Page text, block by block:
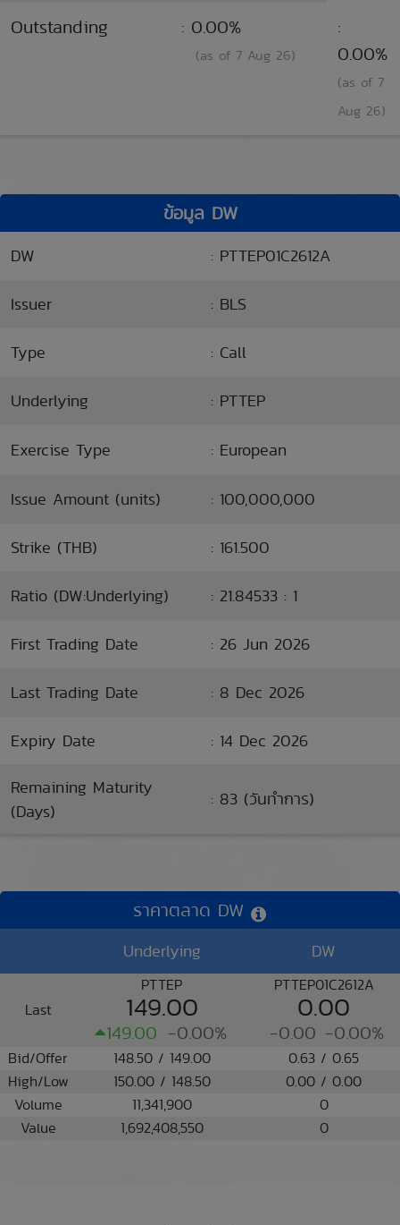
Outstanding : 0.00%
(as of 7 Aug 26)
:
0.00%
(as of 7
Aug 26)
ข้อมูล DW
DW : PTTEP01C2612A
Issuer : BLS
Type : Call
Underlying : PTTEP
Exercise Type : European
Issue Amount (units) : 100,000,000
Strike (THB) : 161.500
Ratio (DW:Underlying) : 21.84533 : 1
First Trading Date : 26 Jun 2026
Last Trading Date : 8 Dec 2026
Expiry Date : 14 Dec 2026
Remaining Maturity
(Days)
: 83 (วันทำการ)
ราคาตลาด DW
Underlying DW
Last
PTTEP
149.00
149.00 -0.00%
PTTEP01C2612A
0.00
-0.00 -0.00%
Bid/Offer 148.50 / 149.00
0.63 / 0.65
High/Low
150.00 / 148.50
0.00 / 0.00
Volume
11,341,900
0
Value
1,692,408,550 0